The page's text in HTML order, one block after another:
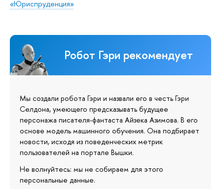
«Юриспруденция»
Робот Гэри рекомендует
Мы создали робота Гэри и назвали его в честь Гэри
Селдона, умеющего предсказывать будущее
персонажа писателя-фантаста Айзека Азимова. В его
основе модель машинного обучения. Она подбирает
новости, исходя из поведенческих метрик
пользователей на портале Вышки.
Не волнуйтесь: мы не собираем для этого
персональные данные.